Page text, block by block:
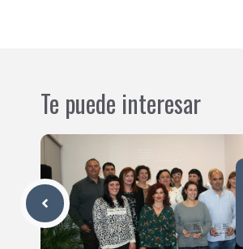
Te puede interesar